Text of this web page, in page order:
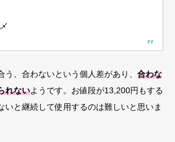
う、合わないという個人差があり、 合わな
れないようです。お値段が13,200円もする
いと継続して使用するのは難しいと思いま